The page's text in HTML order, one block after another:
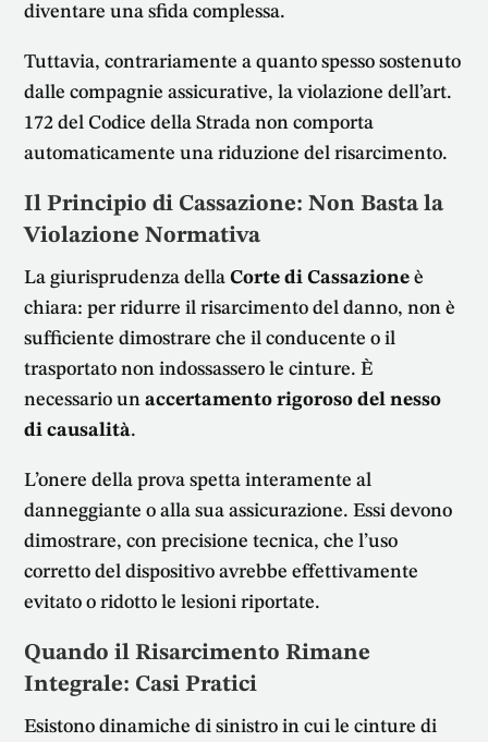
diventare una sfida complessa.
Tuttavia, contrariamente a quanto spesso sostenuto
dalle compagnie assicurative, la violazione dell’art.
172 del Codice della Strada non comporta
automaticamente una riduzione del risarcimento.
Il Principio di Cassazione: Non Basta la
Violazione Normativa
La giurisprudenza dellaCorte di Cassazione è
chiara: per ridurre il risarcimento del danno, non è
sufficiente dimostrare che il conducente o il
trasportato non indossassero le cinture. È
necessario unaccertamento rigoroso del nesso
di causalità.
L’onere della prova spetta interamente al
danneggiante o alla sua assicurazione. Essi devono
dimostrare, con precisione tecnica, che l’uso
corretto del dispositivo avrebbe effettivamente
evitato o ridotto le lesioni riportate.
Quando il Risarcimento Rimane
Integrale: Casi Pratici
Esistono dinamiche di sinistro in cui le cinture di